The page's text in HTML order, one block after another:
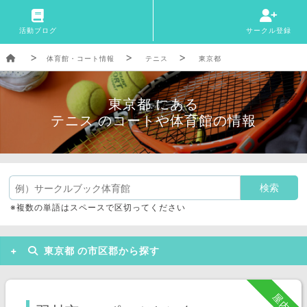
活動ブログ サークル登録
体育館・コート情報 テニス 東京都
東京都 にある
テニス のコートや体育館の情報
※複数の単語はスペースで区切ってください
東京都 の市区郡から探す
北区 足立区 新宿区
屋内